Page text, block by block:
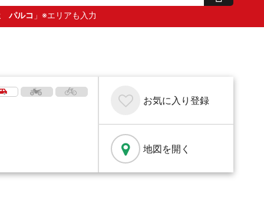
パルコ 」※エリアも入力
お気に入り 登録
地図を開く